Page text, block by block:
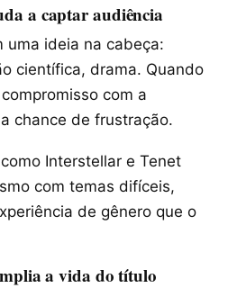
a captar audiência
uma ideia na cabeça:
científica, drama. Quando
com a
chance de frustração.
Interstellar e Tenet
com temas difíceis,
de gênero que o
a vida do título